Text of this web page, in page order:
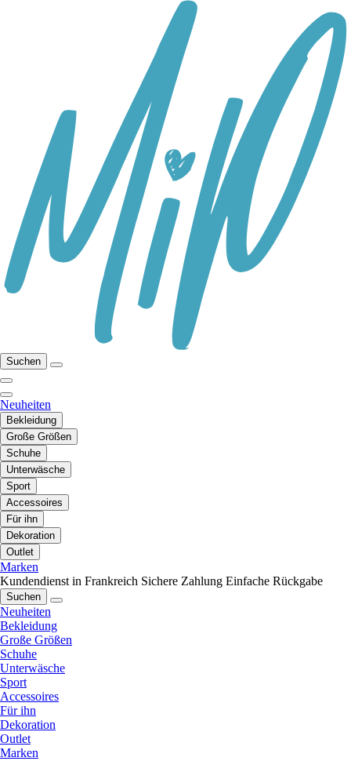
Suchen
Neuheiten
Bekleidung
Große Größen
Schuhe
Unterwäsche
Sport
Accessoires
Für ihn
Dekoration
Outlet
Marken
Kundendienst in Frankreich Sichere Zahlung Einfache Rückgabe
Suchen
Neuheiten
Bekleidung
Große Größen
Schuhe
Unterwäsche
Sport
Accessoires
Für ihn
Dekoration
Outlet
Marken